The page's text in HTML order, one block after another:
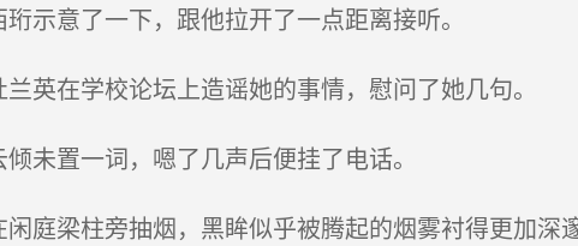
示意了一下，跟他拉开了一点距离接听。
英在学校论坛上造谣她的事情，慰问了她几句。
未置一词，嗯了几声后便挂了电话。
庭梁柱旁抽烟，黑眸似乎被腾起的烟雾衬得更加深